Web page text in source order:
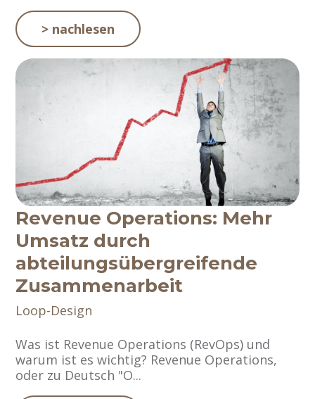
> nachlesen
Revenue Operations: Mehr
Umsatz durch
abteilungsübergreifende
Zusammenarbeit
Loop-Design
Was ist Revenue Operations (RevOps) und
warum ist es wichtig? Revenue Operations,
oder zu Deutsch "O...